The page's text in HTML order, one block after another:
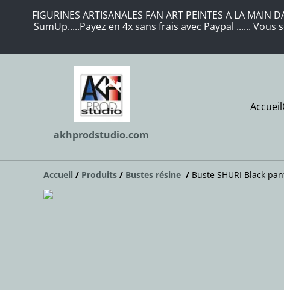
FIGURINES ARTISANALES FAN ART PEINTES A LA
SumUp.....Payez en 4x sans frais avec Paypal ......
akhprodstudio.com
Accueil
Accueil / Produits / Bustes résine / Buste SHURI Black